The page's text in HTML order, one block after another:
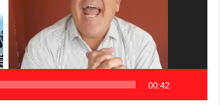
00:42